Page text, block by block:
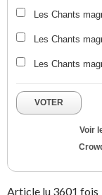
Les Chants
Les Chants
Les Chants
VOTER
Voir
Article lu 3601 fois